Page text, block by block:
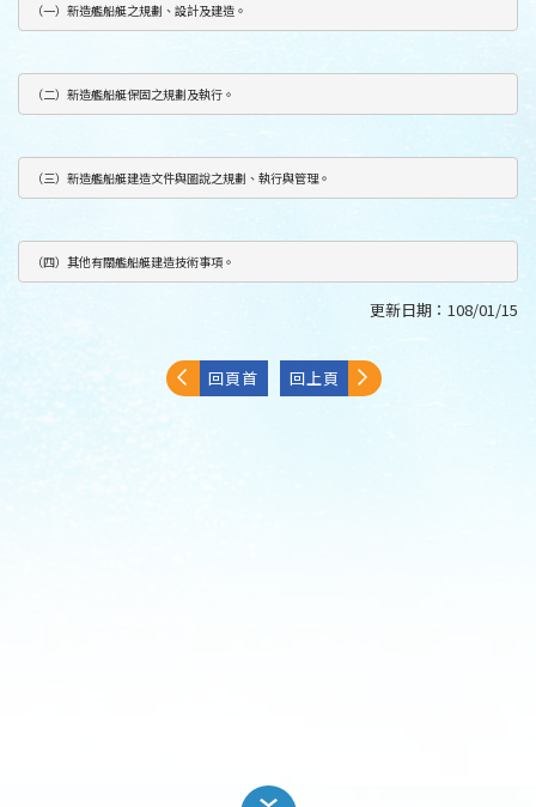
（一）新造艦船艇之規劃、設計及建造。
（二）新造艦船艇保固之規劃及執行。
（三）新造艦船艇建造文件與圖說之規劃、執行與管理。
（四）其他有關艦船艇建造技術事項。
更新日期： 108/01/15
回頁首 回上頁